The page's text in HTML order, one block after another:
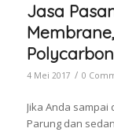
Jasa
4 Mei 2017 / 0
Jika Anda
Parung dan